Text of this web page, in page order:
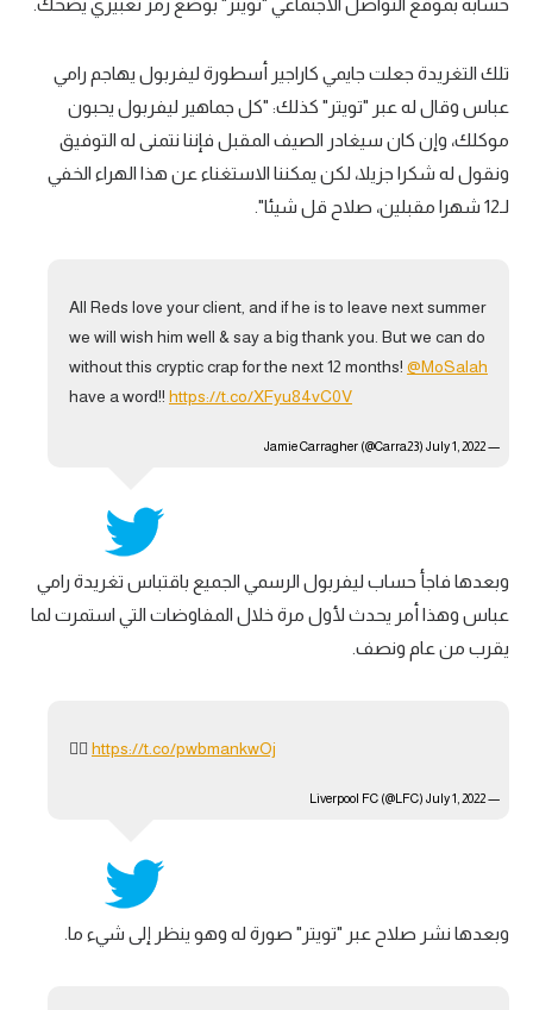
حسابه بموقع التواصل الاجتماعي "تويتر" بوضع رمز تعبيري يضحك.
تلك التغريدة جعلت جايمي كاراجير أسطورة ليفربول يهاجم رامي
عباس وقال له عبر "تويتر" كذلك: "كل جماهير ليفربول يحبون
موكلك، وإن كان سيغادر الصيف المقبل فإننا نتمنى له التوفيق
ونقول له شكرا جزيلا، لكن يمكننا الاستغناء عن هذا الهراء الخفي
لـ12 شهرا مقبلين، صلاح قل شيئا".
All Reds love your client, and if he is to leave next summer
we will wish him well & say a big thank you. But we can do
without this cryptic crap for the next 12 months! @MoSalah
have a word!! https://t.co/XFyu84vC0V
— Jamie Carragher (@Carra23)
July 1, 2022
وبعدها فاجأ حساب ليفربول الرسمي الجميع باقتباس تغريدة رامي
عباس وهذا أمر يحدث لأول مرة خلال المفاوضات التي استمرت لما
يقرب من عام ونصف.
🤦‍♂️ https://t.co/pwbmankwOj
— Liverpool FC (@LFC)
July 1, 2022
وبعدها نشر صلاح عبر "تويتر" صورة له وهو ينظر إلى شيء ما.